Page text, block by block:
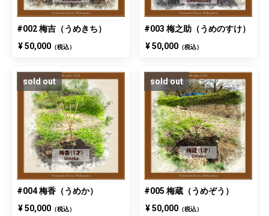
#002 梅吉（うめきち）
¥ 50,000 （税込）
#003 梅之助（うめのすけ）
¥ 50,000 （税込）
sold out
#004 梅香（うめか）
¥ 50,000 （税込）
sold out
#005 梅蔵（うめぞう）
¥ 50,000 （税込）